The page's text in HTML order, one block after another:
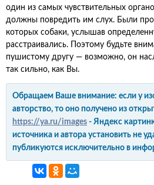
один из самых чувствительных
должны повредить им слух. Были
которых собаки, услышав
расстраивались. Поэтому будьте
пушистому другу — возможно, он
так сильно, как Вы.
Обращаем Ваше внимание: если у
авторство, то оно получено из
https://ya.ru/images - Яндекс
источника и автора установить не
публикуются исключительно в